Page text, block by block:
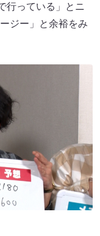
行っている」とニ
ジー」と余裕をみ